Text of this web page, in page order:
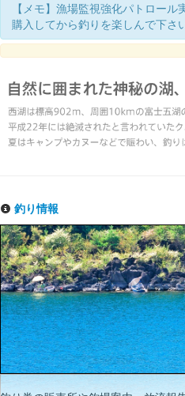
【メモ】漁場監視強化パトロー
購入してから釣りを楽しんで下さ
釣り情報